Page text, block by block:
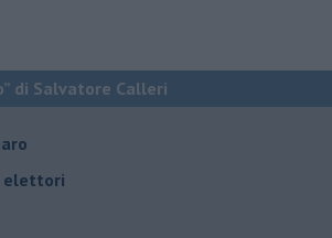
di Salvatore Calleri
elettori